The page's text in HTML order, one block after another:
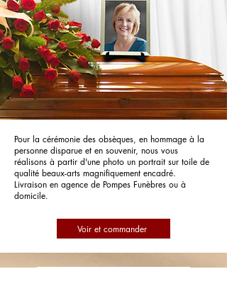
Pour la cérémonie des obsèques, en hommage à la
personne disparue et en souvenir, nous vous
réalisons à partir d'une photo un portrait sur toile de
qualité beaux-arts magnifiquement encadré.
Livraison en agence de Pompes Funèbres ou à
domicile.
Voir et commander